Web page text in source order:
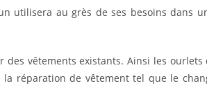
utilisera au grès de ses besoins dans
vêtements existants. Ainsi les
réparation de vêtement tel que le